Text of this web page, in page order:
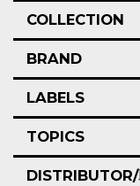
COLLECTION
BRAND
LABELS
TOPICS
DISTRIBUTOR/